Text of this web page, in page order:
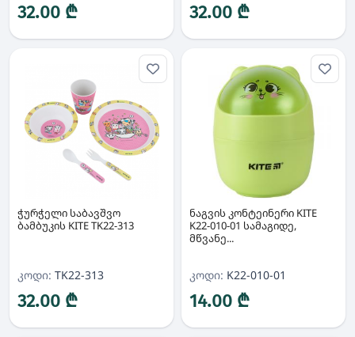
32.00 ₾ 32.00 ₾
ჭურჭელი საბავშვო
ბამბუკის KITE TK22-313
კოდი: TK22-313
32.00 ₾
ნაგვის კონტეინერი KITE
K22-010-01 სამაგიდე,
მწვანე...
კოდი: K22-010-01
14.00 ₾